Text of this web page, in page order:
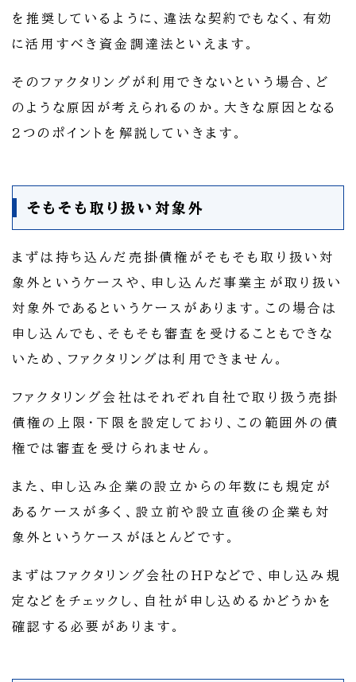
を推奨しているように、違法な契約でもなく、有効
に活用すべき資金調達法といえます。
そのファクタリングが利用できないという場合、ど
のような原因が考えられるのか。大きな原因となる
2つのポイントを解説していきます。
そもそも取り扱い対象外
まずは持ち込んだ売掛債権がそもそも取り扱い対
象外というケースや、申し込んだ事業主が取り扱い
対象外であるというケースがあります。この場合は
申し込んでも、そもそも審査を受けることもできな
いため、ファクタリングは利用できません。
ファクタリング会社はそれぞれ自社で取り扱う売掛
債権の上限・下限を設定しており、この範囲外の債
権では審査を受けられません。
また、申し込み企業の設立からの年数にも規定が
あるケースが多く、設立前や設立直後の企業も対
象外というケースがほとんどです。
まずはファクタリング会社のHPなどで、申し込み規
定などをチェックし、自社が申し込めるかどうかを
確認する必要があります。